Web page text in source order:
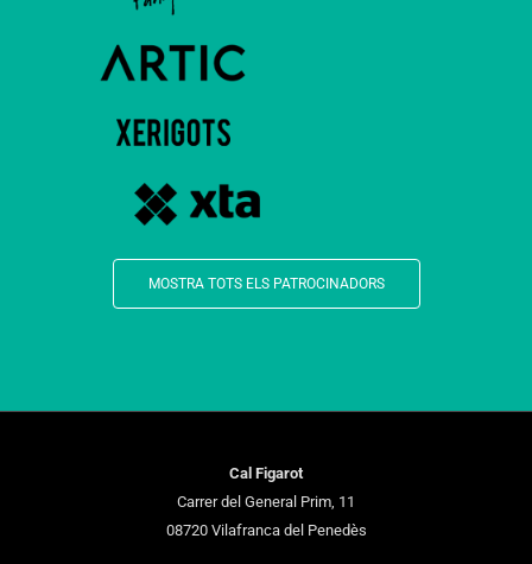
MOSTRA TOTS ELS PATROCINADORS
Cal Figarot
Carrer del General Prim, 11
08720 Vilafranca del Penedès